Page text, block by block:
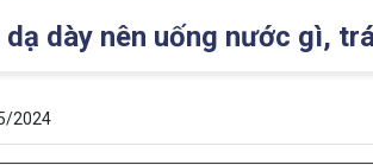
dày nên uống nước gì,
2024